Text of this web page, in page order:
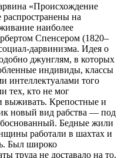
«Происхождение
на
наиболее
Спенсером (1820–
дарвинизма. Идея о
джунглям, в которых
индивиды, классы
интеллектуалами того
тех, кто не мог
выживать. Крепостные и
новый вид рабства — под
Бедные жили
работали в шахтах и
Был широко
труда не доставало на то,